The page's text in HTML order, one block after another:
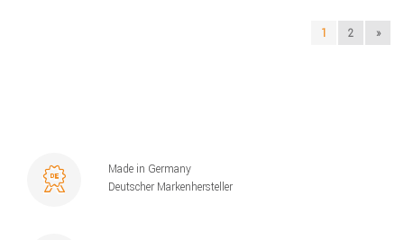
1 2 »
Made in Germany
Deutscher Markenhersteller